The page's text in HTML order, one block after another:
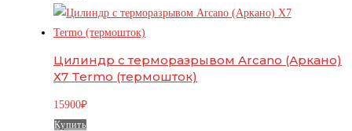
Цилиндр с терморазрывом Arcano (Аркано)
Х7 Termo (термошток)
15900₽
Купить